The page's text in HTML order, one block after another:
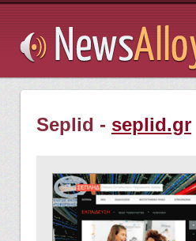
Seplid - seplid.gr